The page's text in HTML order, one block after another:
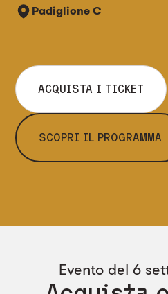
Padiglione C
ACQUISTA I TICKET
SCOPRI IL PROGRAMMA
Evento del 6